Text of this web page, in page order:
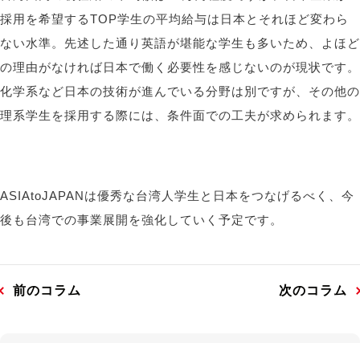
採用を希望するTOP学生の平均給与は日本とそれほど変わら
ない水準。先述した通り英語が堪能な学生も多いため、よほど
の理由がなければ日本で働く必要性を感じないのが現状です。
化学系など日本の技術が進んでいる分野は別ですが、その他の
理系学生を採用する際には、条件面での工夫が求められます。
ASIAtoJAPANは優秀な台湾人学生と日本をつなげるべく、今
後も台湾での事業展開を強化していく予定です。
前のコラム 次のコラム